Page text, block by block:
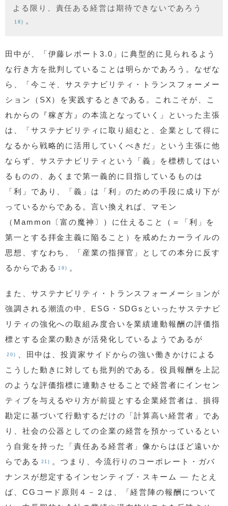
よる限り、責任ある経営は期待できないであろう
18) 。
田中が、「伊藤レポート3.0」に典型的に見られるよう
な行き方を批判していることは明らかであろう。なぜな
ら、「今こそ、サステナビリティ・トランスフォーメー
ション（SX）を実践するときである。これこそが、こ
れからの『稼ぎ方』の本流となっていく」といった主張
は、「サステナビリティに取り組むと、企業として得に
なるから戦略的に活用していくべきだ」という主張に他
ならず、サステナビリティという「義」を標榜してはい
るものの、あくまで第一義的に目指しているものは
「利」であり、「義」は「利」のための手段に成り下が
っているからである。言い換えれば、マモン
（Mammon〔富の魔神〕）に仕えること（＝「利」を
第一とする拝金主義に陥ること）を戒めたカーライルの
思想、すなわち、「産業の指揮官」としての本分に反す
るからである
19) 。
また、サステナビリティ・トランスフォーメーションが
強調される潮流の中、ESG・SDGsといったサステナビ
リティの強化への取組み度合いを業績連動報酬の評価指
標とする企業の動きが活発化しているようであるが
20)
、田中は、投資家サイドからの強い働きかけによる
こうした動きに対しても批判的である。役員報酬を上記
のような評価指標に連動させることで経営者にインセン
ティブを与えるやり方が前提とする企業経営者は、損得
勘定に基づいて行動するだけの「計算高い経営者」であ
り、社会の公器としての企業の経営を預かっているとい
う自覚を持った「責任ある経営者」像からはほど遠いか
らである
21)
。つまり、今流行りのコーポレート・ガバ
ナンスが想定するインセンティブ・スキーム — たとえ
ば、CGコード原則４－２は、「経営陣の報酬について